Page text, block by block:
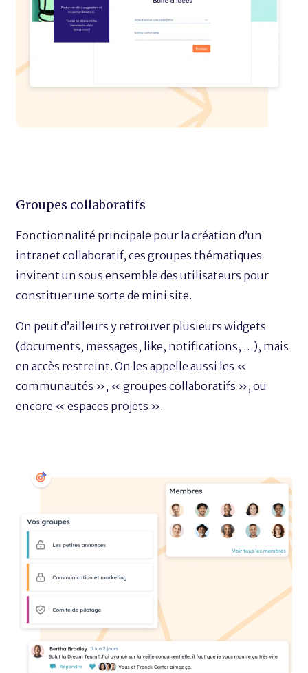
Groupes collaboratifs
Fonctionnalité principale pour la création d’un
intranet collaboratif, ces groupes thématiques
invitent un sous ensemble des utilisateurs pour
constituer une sorte de mini site.
On peut d’ailleurs y retrouver plusieurs widgets
(documents, messages, like, notifications, …), mais
en accès restreint. On les appelle aussi les «
communautés », « groupes collaboratifs », ou
encore « espaces projets ».